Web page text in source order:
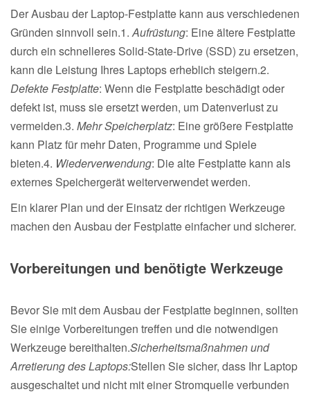
Der Ausbau der Laptop-Festplatte kann aus verschiedenen
Gründen sinnvoll sein.1. Aufrüstung: Eine ältere Festplatte
durch ein schnelleres Solid-State-Drive (SSD) zu ersetzen,
kann die Leistung Ihres Laptops erheblich steigern.2.
Defekte Festplatte: Wenn die Festplatte beschädigt oder
defekt ist, muss sie ersetzt werden, um Datenverlust zu
vermeiden.3. Mehr Speicherplatz: Eine größere Festplatte
kann Platz für mehr Daten, Programme und Spiele
bieten.4. Wiederverwendung: Die alte Festplatte kann als
externes Speichergerät weiterverwendet werden.
Ein klarer Plan und der Einsatz der richtigen Werkzeuge
machen den Ausbau der Festplatte einfacher und sicherer.
Vorbereitungen und benötigte Werkzeuge
Bevor Sie mit dem Ausbau der Festplatte beginnen, sollten
Sie einige Vorbereitungen treffen und die notwendigen
Werkzeuge bereithalten.Sicherheitsmaßnahmen und
Arretierung des Laptops:Stellen Sie sicher, dass Ihr Laptop
ausgeschaltet und nicht mit einer Stromquelle verbunden